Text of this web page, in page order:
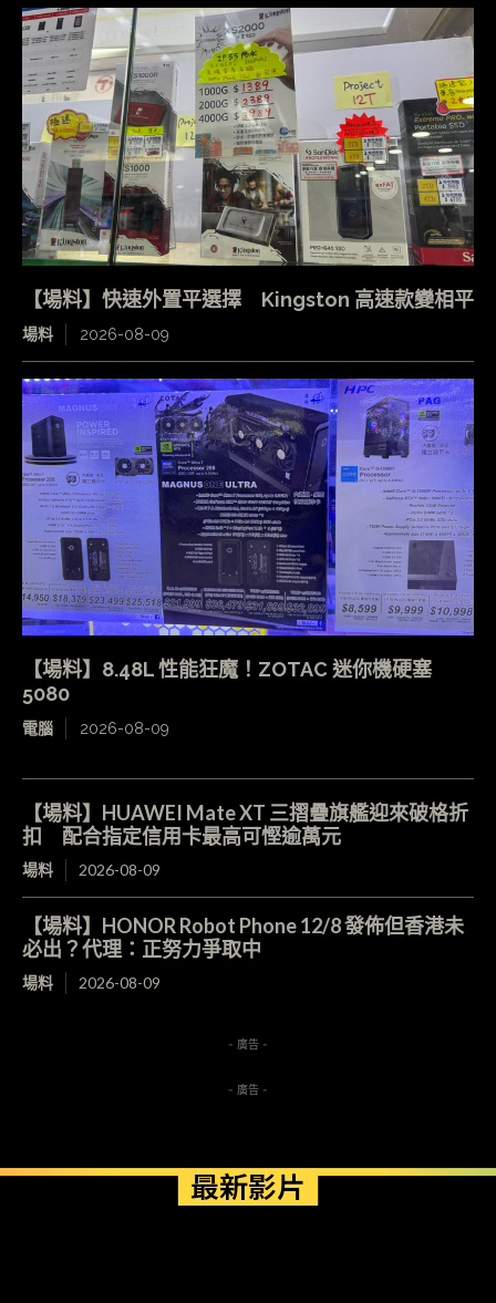
【場料】快速外置平選擇 Kingston 高速款變相平
場料 2026-08-09
【場料】8.48L 性能狂魔！ZOTAC 迷你機硬塞
5080
電腦 2026-08-09
【場料】HUAWEI Mate XT 三摺疊旗艦迎來破格折
扣 配合指定信用卡最高可慳逾萬元
場料 2026-08-09
【場料】HONOR Robot Phone 12/8 發佈但香港未
必出？代理：正努力爭取中
場料 2026-08-09
- 廣告 -
- 廣告 -
最新影片